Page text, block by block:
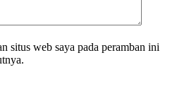
situs web saya pada peramban ini